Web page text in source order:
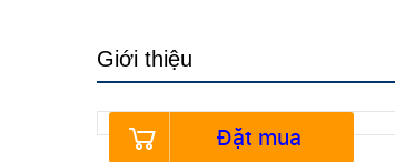
Giới thiệu
Đặt mua